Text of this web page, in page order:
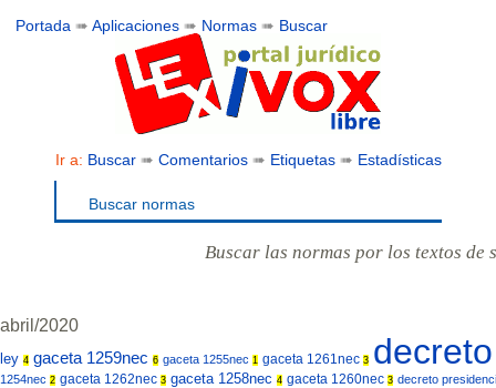
Portada ➠Aplicaciones ➠ Normas ➠ Buscar
Ir a: Buscar➠ Comentarios➠ Etiquetas➠ Estadísticas
Buscar normas
Buscar las normas por los textos de
abril/2020
ley 4 gaceta 1259nec 6 gaceta 1255nec 1 gaceta 1261nec 3
1254nec 2 gaceta 1262nec 3 gaceta 1258nec 4 gaceta 1260nec 3 decreto